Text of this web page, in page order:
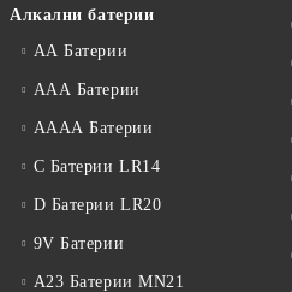
Алкални батерии
АА Батерии
ААА Батерии
АААА Батерии
C Батерии LR14
D Батерии LR20
9V Батерии
A23 Батерии MN21